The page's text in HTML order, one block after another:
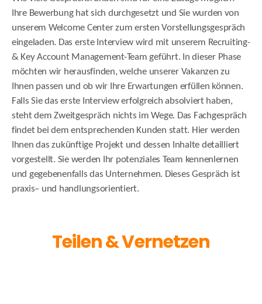
Ihre Bewerbung hat sich durchgesetzt und Sie wurden von
unserem Welcome Center zum ersten Vorstellungsgespräch
eingeladen. Das erste Interview wird mit unserem Recruiting-
& Key Account Management-Team geführt. In dieser Phase
möchten wir herausfinden, welche unserer Vakanzen zu
Ihnen passen und ob wir Ihre Erwartungen erfüllen können.
Falls Sie das erste Interview erfolgreich absolviert haben,
steht dem Zweitgespräch nichts im Wege. Das Fachgespräch
findet bei dem entsprechenden Kunden statt. Hier werden
Ihnen das zukünftige Projekt und dessen Inhalte detailliert
vorgestellt. Sie werden Ihr potenziales Team kennenlernen
und gegebenenfalls das Unternehmen. Dieses Gespräch ist
praxis– und handlungsorientiert.
Teilen & Vernetzen